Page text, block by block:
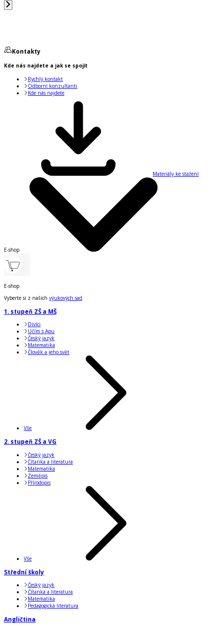
Kontakty
Kde nás najdete a jak se spojit
Rychlý kontakt
Odborní konzultanti
Kde nás najdete
Materiály ke stažení
E-shop
E-shop
Vyberte si z našich výukových sad.
1. stupeň ZŠ a MŠ
Divíci
Učím s Apu
Český jazyk
Matematika
Člověk a jeho svět
Vše
2. stupeň ZŠ a VG
Český jazyk
Čítanka a literatura
Matematika
Zeměpis
Přírodopis
Vše
Střední školy
Český jazyk
Čítanka a literatura
Matematika
Pedagogická literatura
Angličtina